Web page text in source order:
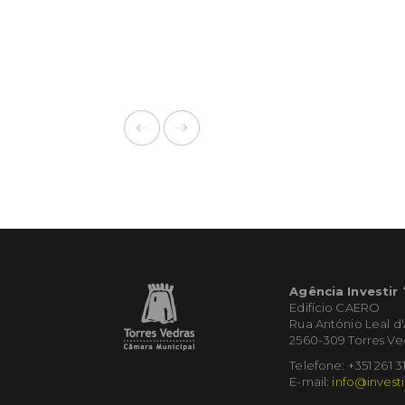
Agência Investir
Edifício CAERO
Rua António Leal
2560-309 Torres
Telefone: +351 261
E-mail: